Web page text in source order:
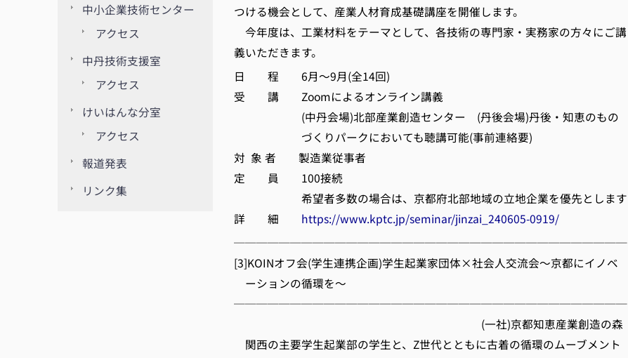
つける機会として、産業人材育成基礎講座を開催します。
今年度は、工業材料をテーマとして、各技術の専門家・実務家の方々にご講
義いただきます。
日 程 6月～9月(全14回)
受 講 Zoomによるオンライン講義
(中丹会場)北部産業創造センター (丹後会場)丹後・知恵のもの
づくりパークにおいても聴講可能(事前連絡要)
対 象 者 製造業従事者
定 員 100接続
希望者多数の場合は、京都府北部地域の立地企業を優先とします
詳 細 https://www.kptc.jp/seminar/jinzai_240605-0919/
───────────────────────────────────
[3]KOINオフ会(学生連携企画)学生起業家団体×社会人交流会～京都にイノベ
ーションの循環を～
───────────────────────────────────
(一社)京都知恵産業創造の森
関西の主要学生起業部の学生と、Z世代とともに古着の循環のムーブメント
中小企業技術センター
アクセス
中丹技術支援室
アクセス
けいはんな分室
アクセス
報道発表
リンク集